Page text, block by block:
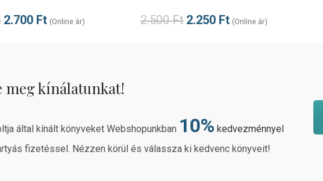
2.700 Ft (Online ár) 2.500Ft 2.250 Ft (Online ár)
meg kínálatunkat!
által kínált könyveket Webshopunkban 10% kedvezménnyel
fizetéssel. Nézzen körül és válassza ki kedvenc könyveit!